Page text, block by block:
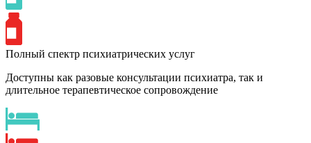
Полный спектр психиатрических услуг
Доступны как разовые консультации психиатра, так и
длительное терапевтическое сопровождение